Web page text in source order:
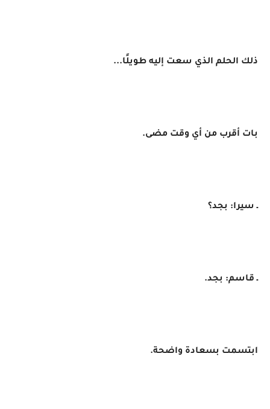
ذلك الحلم الذي سعت إليه طويلًا...
بات أقرب من أي وقت مضى.
ـ سيرا: بجد؟
ـ قاسم: بجد.
ابتسمت بسعادة واضحة.